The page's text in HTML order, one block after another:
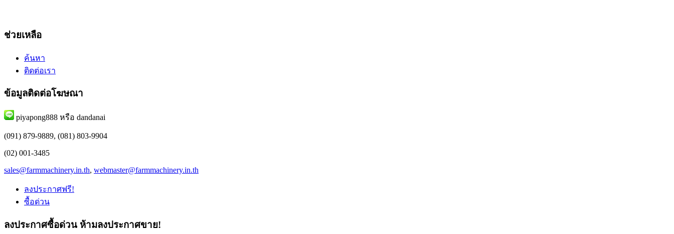
ช่วยเหลือ
ค้นหา
ติดต่อเรา
ข้อมูลติดต่อโฆษณา
piyapong888 หรือ dandanai
(091) 879-9889, (081) 803-9904
(02) 001-3485
sales@farmmachinery.in.th, webmaster@farmmachinery.in.th
ลงประกาศฟรี!
ซื้อด่วน
ลงประกาศซื้อด่วน ห้ามลงประกาศขาย!